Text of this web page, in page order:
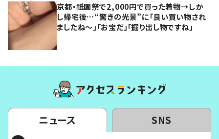
京都・祇園祭で2,000円で買った着物→しか
し帰宅後…“驚きの光景”に「良い買い物され
ましたね～」「お宝だ」「掘り出し物ですね」
ニュース SNS